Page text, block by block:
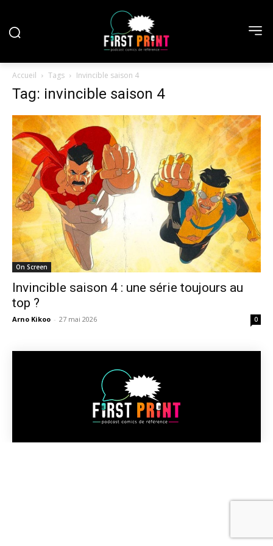
Accueil Tags Invincible saison 4
Tag: invincible saison 4
On Screen
Invincible saison 4 : une série toujours au
top ?
Arno Kikoo - 27 mai 2026 0